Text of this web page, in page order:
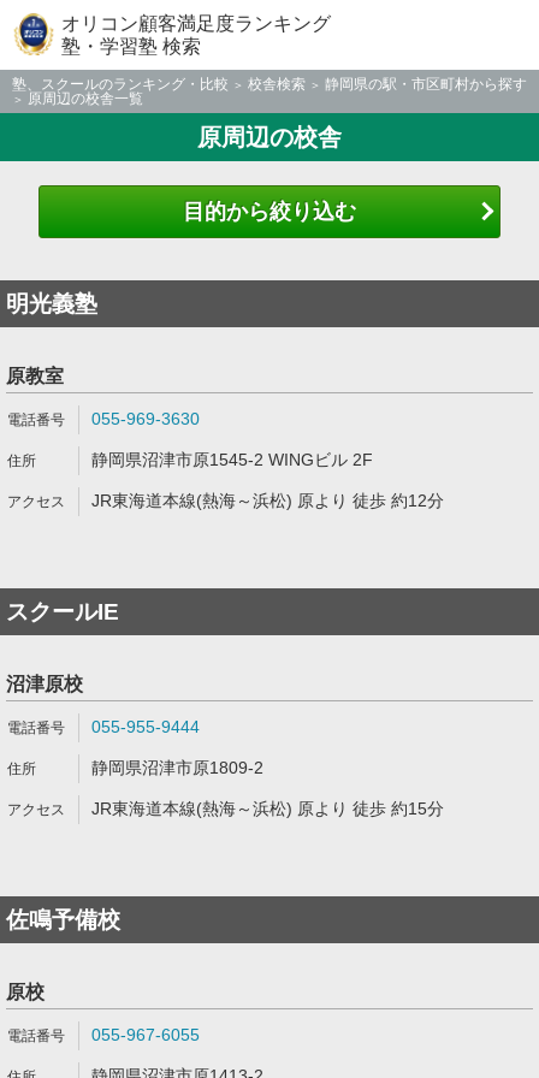
オリコン顧客満足度ランキング
塾・学習塾 検索
塾、スクールのランキング・比較 校舎検索
静岡県の駅・市区町村から探す
原周辺の校舎一覧
原周辺の校舎
目的から絞り込む
明光義塾
原教室
055-969-3630
静岡県沼津市原1545-2 WINGビル 2F
JR東海道本線(熱海～浜松) 原より 徒歩 約12分
スクールIE
沼津原校
055-955-9444
静岡県沼津市原1809-2
JR東海道本線(熱海～浜松) 原より 徒歩 約15分
佐鳴予備校
原校
055-967-6055